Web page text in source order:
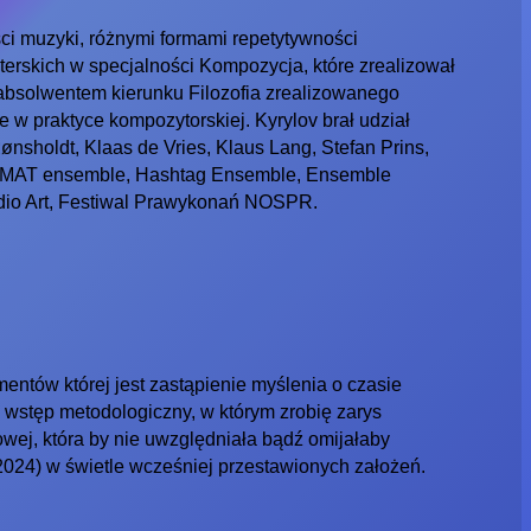
muzyki, różnymi formami repetytywności
w specjalności Kompozycja, które zrealizował
kierunku Filozofia zrealizowanego
praktyce kompozytorskiej. Kyrylov brał udział
Klaas de Vries, Klaus Lang, Stefan Prins,
ensemble, Hashtag Ensemble, Ensemble
Art, Festiwal Prawykonań NOSPR.
której jest zastąpienie myślenia o czasie
metodologiczny, w którym zrobię zarys
która by nie uwzględniała bądź omijałaby
w świetle wcześniej przestawionych założeń.